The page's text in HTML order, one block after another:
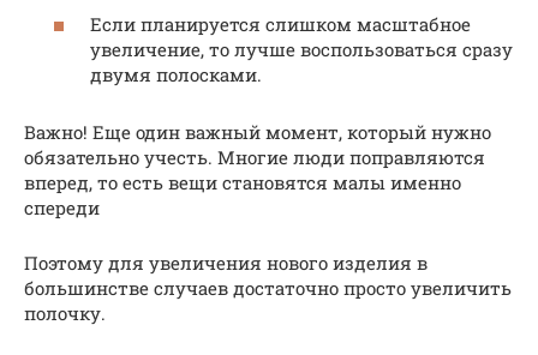
Если планируется слишком масштабное
увеличение, то лучше воспользоваться сразу
двумя полосками.
Важно! Еще один важный момент, который нужно
обязательно учесть. Многие люди поправляются
вперед, то есть вещи становятся малы именно
спереди
Поэтому для увеличения нового изделия в
большинстве случаев достаточно просто увеличить
полочку.